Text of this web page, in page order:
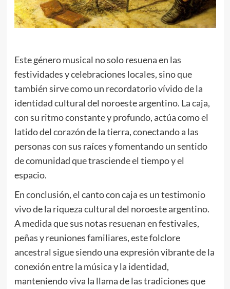
Este género musical no solo resuena en las
festividades y celebraciones locales, sino que
también sirve como un recordatorio vívido de la
identidad cultural del noroeste argentino. La caja,
con su ritmo constante y profundo, actúa como el
latido del corazón de la tierra, conectando a las
personas con sus raíces y fomentando un sentido
de comunidad que trasciende el tiempo y el
espacio.
En conclusión, el canto con caja es un testimonio
vivo de la riqueza cultural del noroeste argentino.
A medida que sus notas resuenan en festivales,
peñas y reuniones familiares, este folclore
ancestral sigue siendo una expresión vibrante de la
conexión entre la música y la identidad,
manteniendo viva la llama de las tradiciones que